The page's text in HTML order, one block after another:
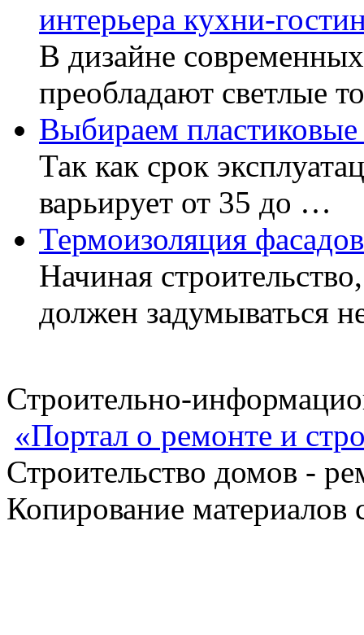
интерьера кухни-
В дизайне
преобладают светлые
Выбираем пластиковые
Так как срок
варьирует от 35 до …
Термоизоляция фасадов
Начиная
должен задумываться
Строительно-
«Портал о ремонте и
Строительство домов -
Копирование материалов